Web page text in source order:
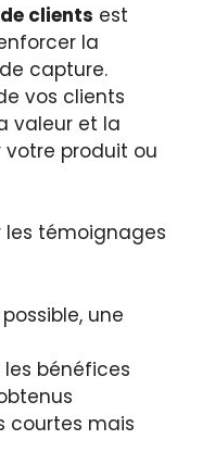
clients est
la
capture.
vos clients
valeur et la
produit ou
témoignages
une
bénéfices
courtes mais